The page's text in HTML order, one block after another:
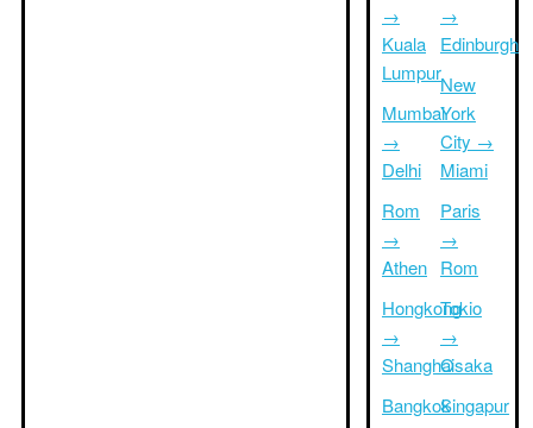
→
Kuala
Lumpur
Mumbai
→
Delhi
Rom
→
Athen
Hongkong
→
Shanghai
Bangkok
→
Edinburgh
New
York
City →
Miami
Paris
→
Rom
Tokio
→
Osaka
Singapur